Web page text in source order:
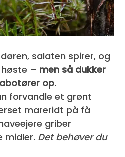
salaten spirer, og
– men så dukker
op.
forvandle et grønt
mareridt på få
griber
midler. Det behøver du